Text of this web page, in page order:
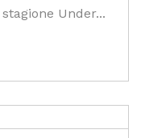
Under...